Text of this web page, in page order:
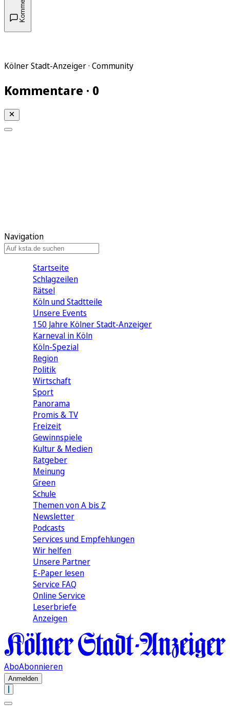
Kölner Stadt-Anzeiger · Community
Kommentare · 0
Navigation
Startseite
Schlagzeilen
Rätsel
Köln und Stadtteile
Unsere Events
150 Jahre Kölner Stadt-Anzeiger
Karneval in Köln
Köln-Spezial
Region
Politik
Wirtschaft
Sport
Panorama
Promis & TV
Freizeit
Gewinnspiele
Kultur & Medien
Ratgeber
Meinung
Green
Schule
Themen von A bis Z
Newsletter
Podcasts
Services und Empfehlungen
Wir helfen
Unsere Partner
E-Paper lesen
Service FAQ
Online Service
Leserbriefe
Anzeigen
AboAbonnieren
Anmelden